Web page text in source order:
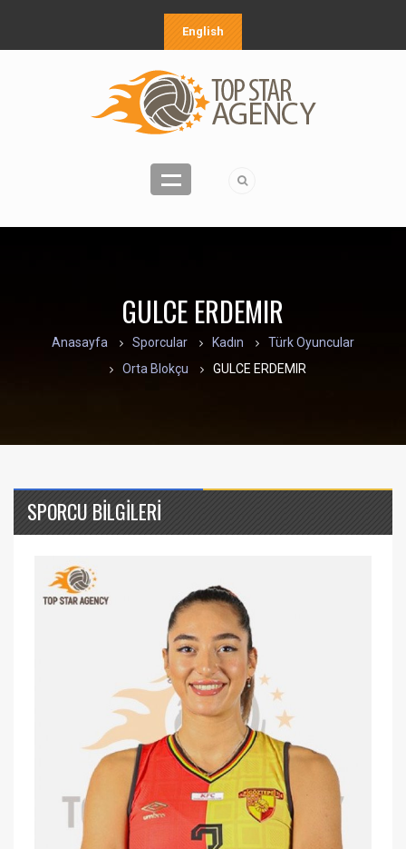
English
GULCE ERDEMIR
Anasayfa Sporcular Kadın
Türk Oyuncular
Orta Blokçu
GULCE ERDEMIR
SPORCU BİLGİLERİ